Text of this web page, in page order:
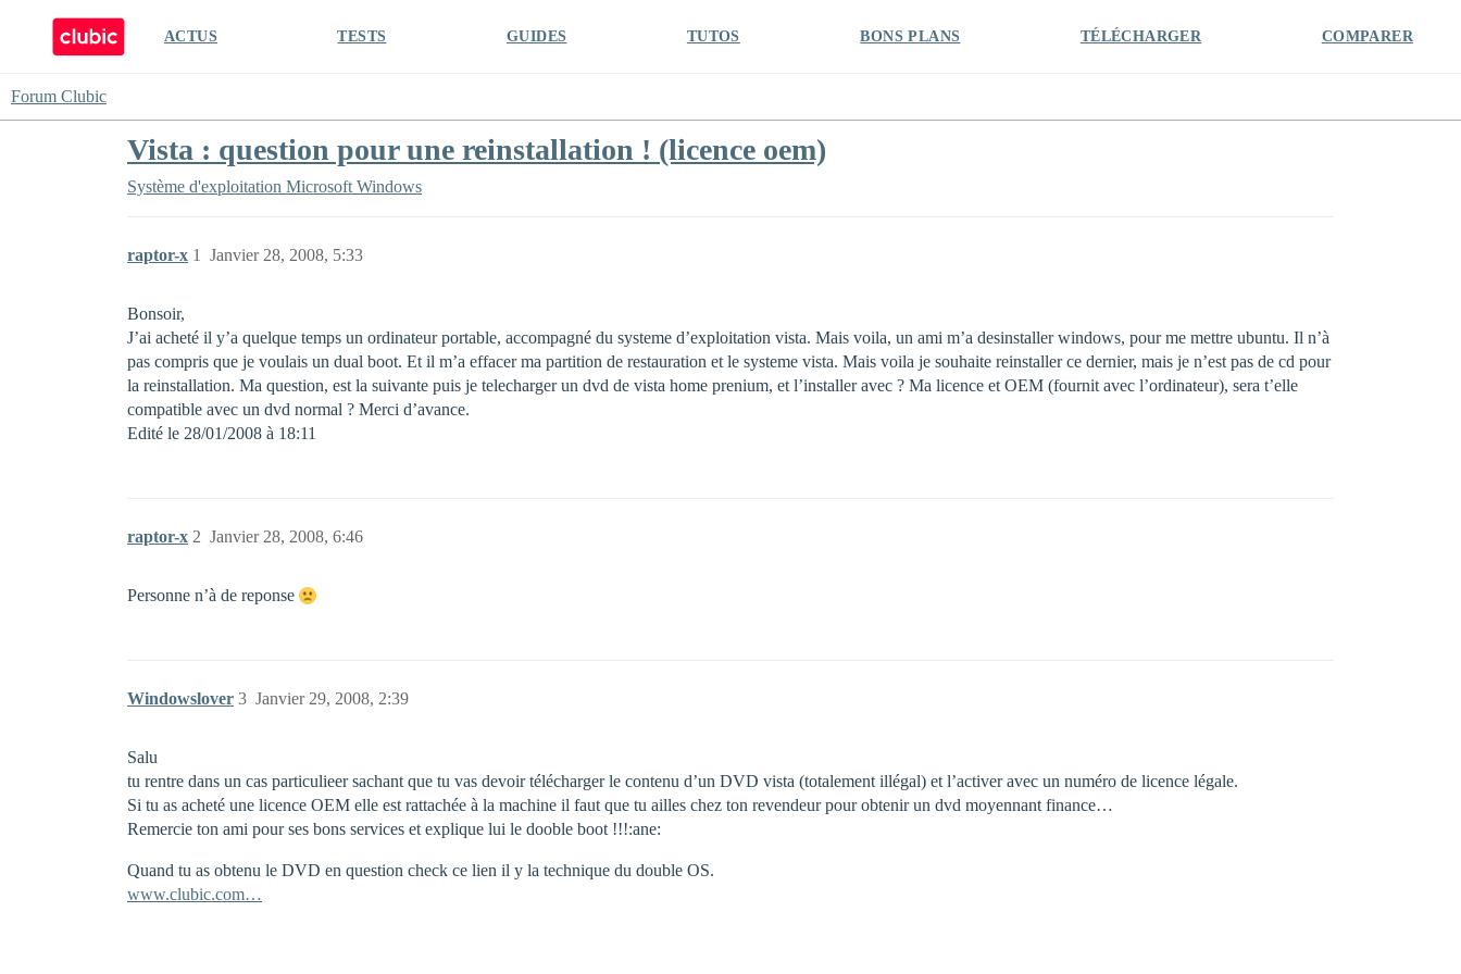
ACTUS TESTS GUIDES TUTOS BONS PLANS TÉLÉCHARGER COMPARER
Forum Clubic
Vista : question pour une reinstallation ! (licence oem)
Système d'exploitation Microsoft Windows
raptor-x Janvier 28, 2008, 5:33
1
Bonsoir,
J’ai acheté il y’a quelque temps un ordinateur portable, accompagné du systeme d’exploitation vista. Mais voila, un ami m’a desinstaller windows, pour me mettre ubuntu. Il n’à
pas compris que je voulais un dual boot. Et il m’a effacer ma partition de restauration et le systeme vista. Mais voila je souhaite reinstaller ce dernier, mais je n’est pas de cd pour
la reinstallation. Ma question, est la suivante puis je telecharger un dvd de vista home prenium, et l’installer avec ? Ma licence et OEM (fournit avec l’ordinateur), sera t’elle
compatible avec un dvd normal ? Merci d’avance.
Edité le 28/01/2008 à 18:11
raptor-x Janvier 28, 2008, 6:46
2
Personne n’à de reponse
Windowslover Janvier 29, 2008, 2:39
3
Salu
tu rentre dans un cas particulieer sachant que tu vas devoir télécharger le contenu d’un DVD vista (totalement illégal) et l’activer avec un numéro de licence légale.
Si tu as acheté une licence OEM elle est rattachée à la machine il faut que tu ailles chez ton revendeur pour obtenir un dvd moyennant finance…
Remercie ton ami pour ses bons services et explique lui le dooble boot !!!:ane:
Quand tu as obtenu le DVD en question check ce lien il y la technique du double OS.
www.clubic.com…